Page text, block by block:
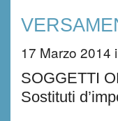
17 Marzo 2014
SOGGETTI
Sostituti